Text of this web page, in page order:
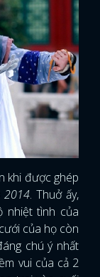
khi được ghép
2014. Thuở ấy,
nhiệt tình của
của họ còn
chú ý nhất
vui của cả 2